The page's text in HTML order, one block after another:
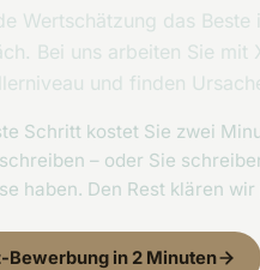
Wertschätzung das
Bei uns arbeiten Sie mit
und finden
Schritt kostet Sie zwei
– oder Sie
haben. Den Rest klären
Bewerbung in 2 Minuten